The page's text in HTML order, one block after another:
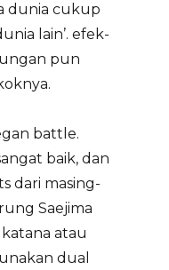
dunia cukup
lain’. efek-
pun
battle.
baik, dan
dari masing-
Saejima
atau
dual